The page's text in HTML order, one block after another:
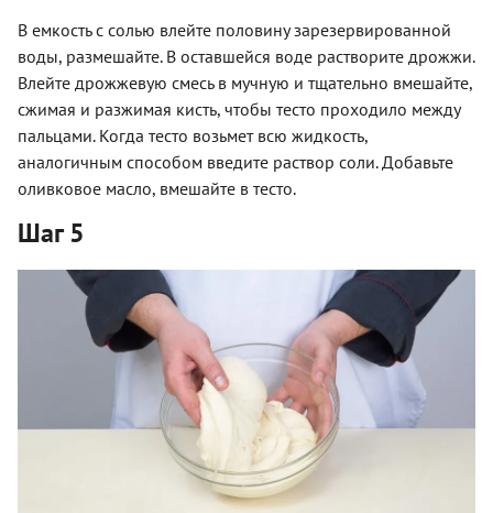
В емкость с солью влейте половину зарезервированной
воды, размешайте. В оставшейся воде растворите дрожжи.
Влейте дрожжевую смесь в мучную и тщательно вмешайте,
сжимая и разжимая кисть, чтобы тесто проходило между
пальцами. Когда тесто возьмет всю жидкость,
аналогичным способом введите раствор соли. Добавьте
оливковое масло, вмешайте в тесто.
Шаг 5